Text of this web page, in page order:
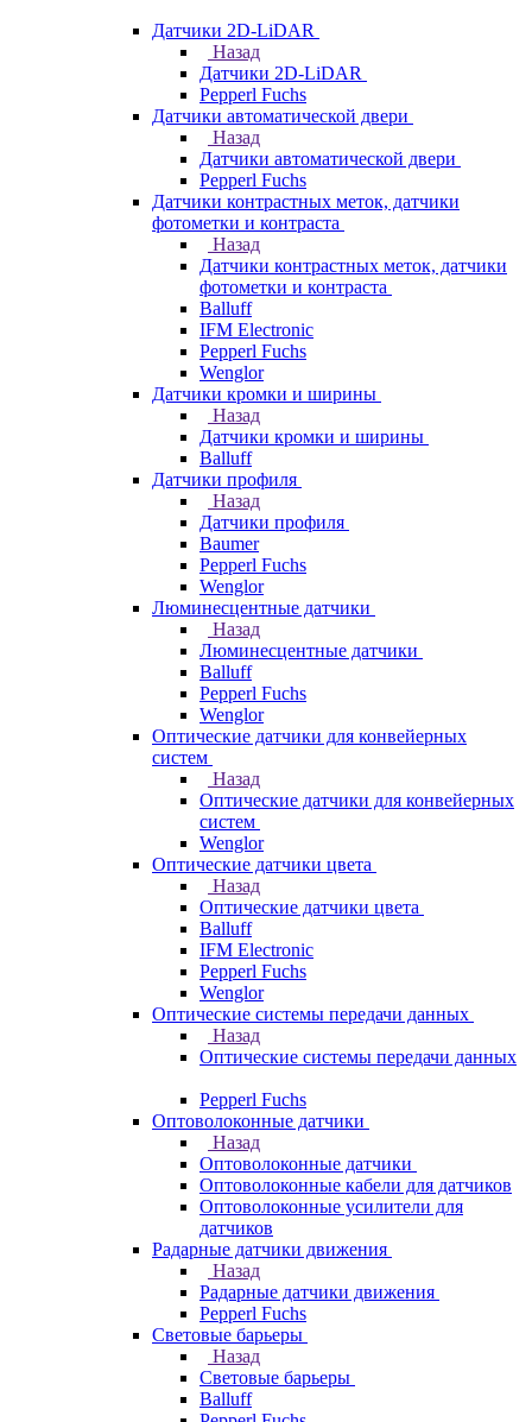
Датчики 2D-LiDAR
Назад
Датчики 2D-LiDAR
Pepperl Fuchs
Датчики автоматической двери
Назад
Датчики автоматической двери
Pepperl Fuchs
Датчики контрастных меток, датчики
фотометки и контраста
Назад
Датчики контрастных меток, датчики
фотометки и контраста
Balluff
IFM Electronic
Pepperl Fuchs
Wenglor
Датчики кромки и ширины
Назад
Датчики кромки и ширины
Balluff
Датчики профиля
Назад
Датчики профиля
Baumer
Pepperl Fuchs
Wenglor
Люминесцентные датчики
Назад
Люминесцентные датчики
Balluff
Pepperl Fuchs
Wenglor
Оптические датчики для конвейерных
систем
Назад
Оптические датчики для конвейерных
систем
Wenglor
Оптические датчики цвета
Назад
Оптические датчики цвета
Balluff
IFM Electronic
Pepperl Fuchs
Wenglor
Оптические системы передачи данных
Назад
Оптические системы передачи данных
Pepperl Fuchs
Оптоволоконные датчики
Назад
Оптоволоконные датчики
Оптоволоконные кабели для датчиков
Оптоволоконные усилители для
датчиков
Радарные датчики движения
Назад
Радарные датчики движения
Pepperl Fuchs
Световые барьеры
Назад
Световые барьеры
Balluff